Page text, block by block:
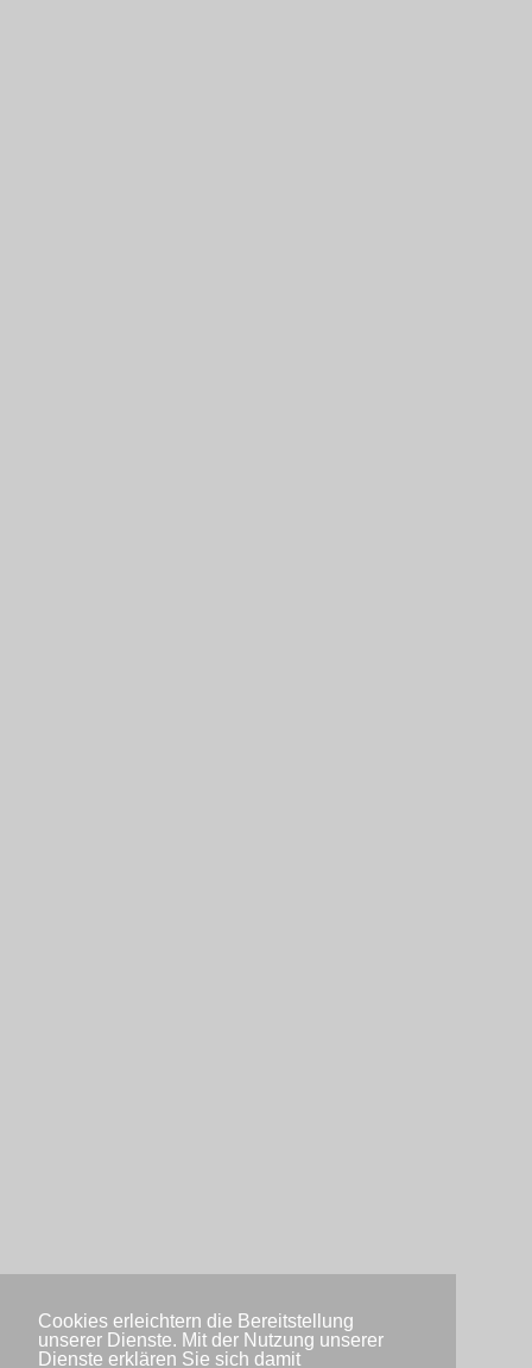
Cookies erleichtern die Bereitstellung
unserer Dienste. Mit der Nutzung unserer
Dienste erklären Sie sich damit